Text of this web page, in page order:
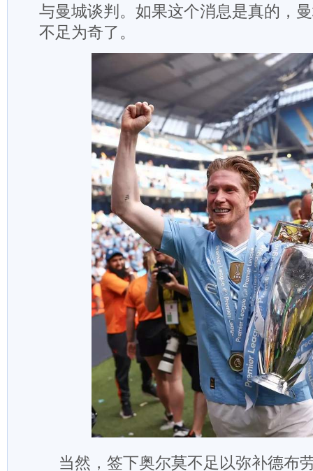
与曼城谈判。如果这个消息是真的，
不足为奇了。
当然，签下奥尔莫不足以弥补德布